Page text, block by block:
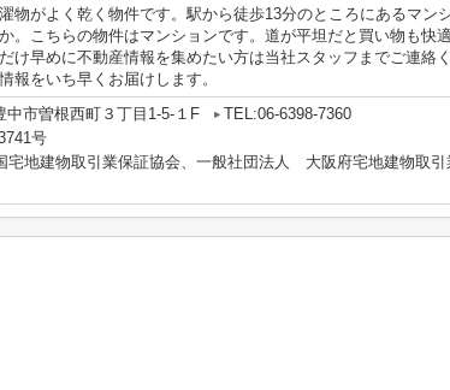
物がよく乾く物件です。駅から徒歩13分のところにあるマン
。こちらの物件はマンションです。道が平坦だと買い物も快
け早めに不動産情報を集めたい方は当社スタッフまでご連絡
報をいち早くお届けします。
中市曽根西町３丁目1-5-１F
TEL:06-6398-7360
号
地建物取引業保証協会、一般社団法人 大阪府宅地建物取引